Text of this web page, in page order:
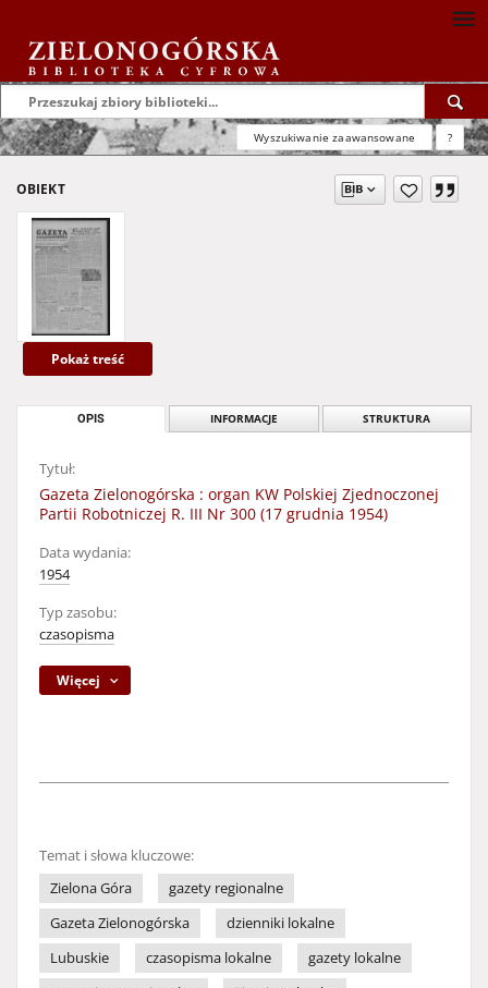
Wyszukiwanie zaawansowane ?
OBIEKT
Pokaż treść
OPIS INFORMACJE STRUKTURA
Tytuł:
Gazeta Zielonogórska : organ KW Polskiej Zjednoczonej
Partii Robotniczej R. III Nr 300 (17 grudnia 1954)
Data wydania:
1954
Typ zasobu:
czasopisma
Więcej
Temat i słowa kluczowe:
Zielona Góra
gazety regionalne
Gazeta Zielonogórska
dzienniki lokalne
Lubuskie
czasopisma lokalne
gazety lokalne